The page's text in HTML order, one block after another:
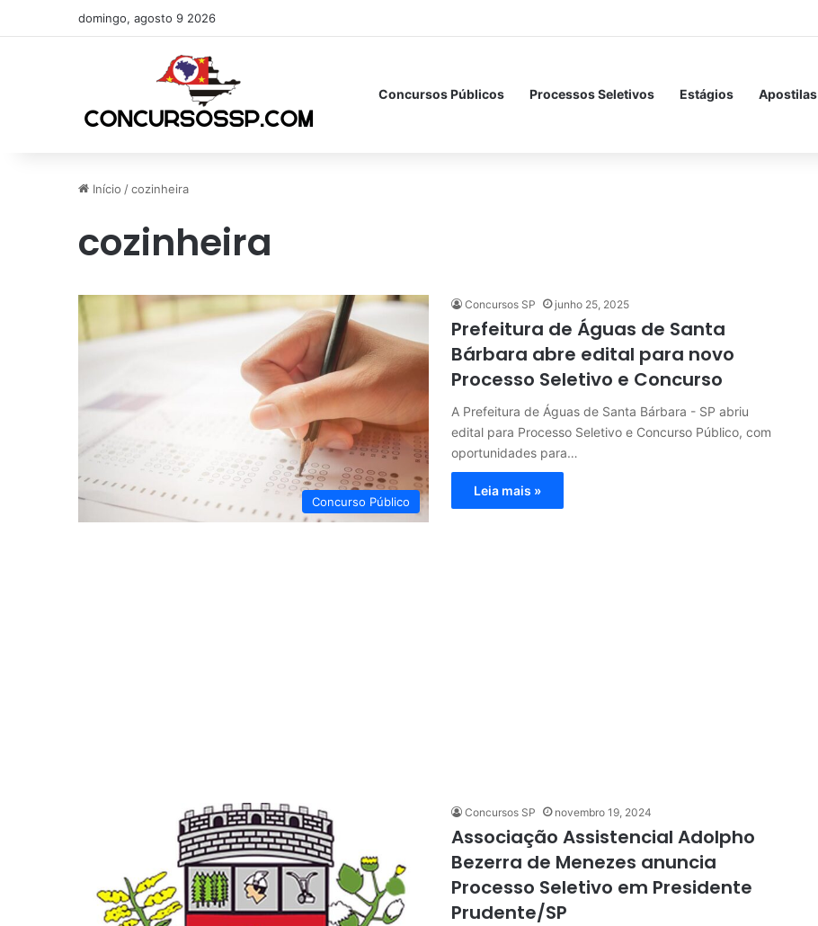
domingo, agosto 9 2026
Concursos Públicos Processos Seletivos Estágios Apostilas
Início /cozinheira
cozinheira
Concurso Público
Concursos SP junho 25, 2025
Prefeitura de Águas de Santa
Bárbara abre edital para novo
Processo Seletivo e Concurso
A Prefeitura de Águas de Santa Bárbara - SP abriu
edital para Processo Seletivo e Concurso Público, com
oportunidades para…
Leia mais »
Concursos SP novembro 19, 2024
Associação Assistencial Adolpho
Bezerra de Menezes anuncia
Processo Seletivo em Presidente
Prudente/SP